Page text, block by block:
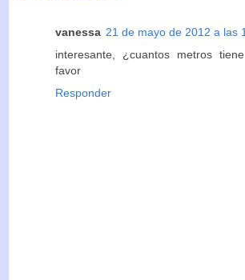
vanessa 21 de mayo de 2012 a las
interesante, ¿cuantos metros
favor
Responder